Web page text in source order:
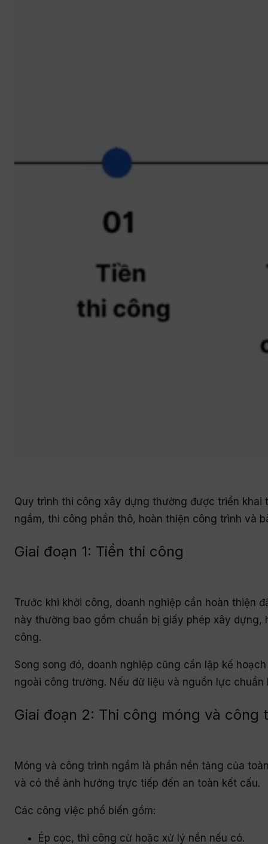
Quy trình thi công xây dựng thường được triển
ngầm, thi công phần thô, hoàn thiện công trình và
Giai đoạn 1: Tiền thi công
Trước khi khởi công, doanh nghiệp cần hoàn thiện
này thường bao gồm chuẩn bị giấy phép xây
công.
Song song đó, doanh nghiệp cũng cần lập kế
ngoài công trường. Nếu dữ liệu và nguồn lực
Giai đoạn 2: Thi công móng và công
Móng và công trình ngầm là phần nền tảng của
và có thể ảnh hưởng trực tiếp đến an toàn kết cấu.
Các công việc phổ biến gồm:
Ép cọc, thi công cừ hoặc xử lý nền nếu có.